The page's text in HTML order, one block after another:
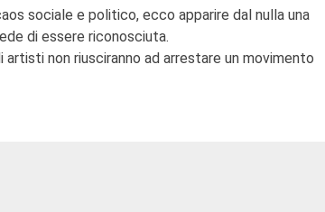
sociale e politico, ecco apparire dal nulla una
di essere riconosciuta.
non riusciranno ad arrestare un movimento